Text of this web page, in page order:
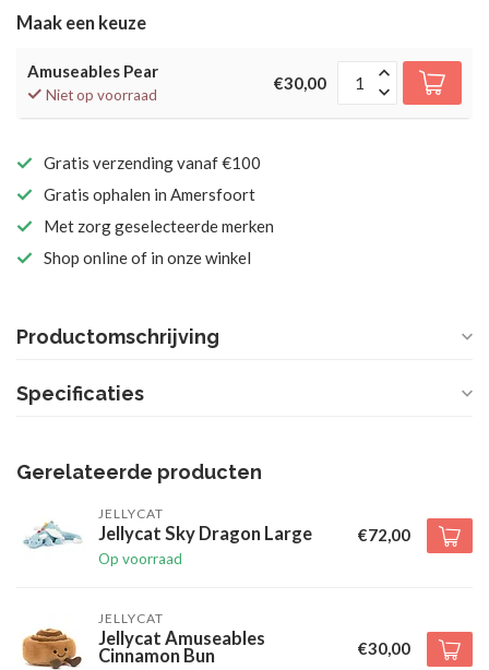
Maak een keuze
Amuseables Pear
Niet op voorraad
€30,00
Gratis verzending vanaf €100
Gratis ophalen in Amersfoort
Met zorg geselecteerde merken
Shop online of in onze winkel
Productomschrijving
Specificaties
Gerelateerde producten
JELLYCAT
Jellycat Sky Dragon Large
Op voorraad
€72,00
JELLYCAT
Jellycat Amuseables
Cinnamon Bun
€30,00